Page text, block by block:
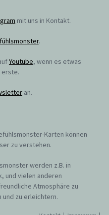
mit uns in Kontakt.
.
Youtube, wenn es etwas
erste.
an.
Karten können
zu verstehen.
werden z.B. in
und vielen anderen
Atmosphäre zu
und zu erleichtern.